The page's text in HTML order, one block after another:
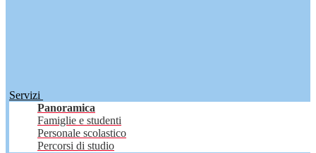
Servizi
Panoramica
Famiglie e studenti
Personale scolastico
Percorsi di studio